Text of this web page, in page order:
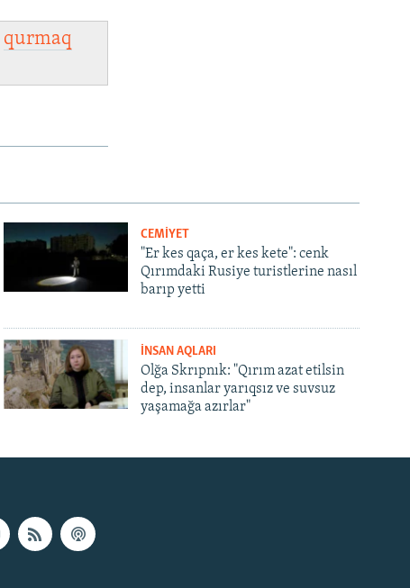
qurmaq
CEMİYET
"Er kes qaça, er kes kete": cenk
Qırımdaki Rusiye turistlerine nasıl
barıp yetti
İNSAN AQLARI
Olğa Skrıpnık: "Qırım azat etilsin
dep, insanlar yarıqsız ve suvsuz
yaşamağa azırlar"